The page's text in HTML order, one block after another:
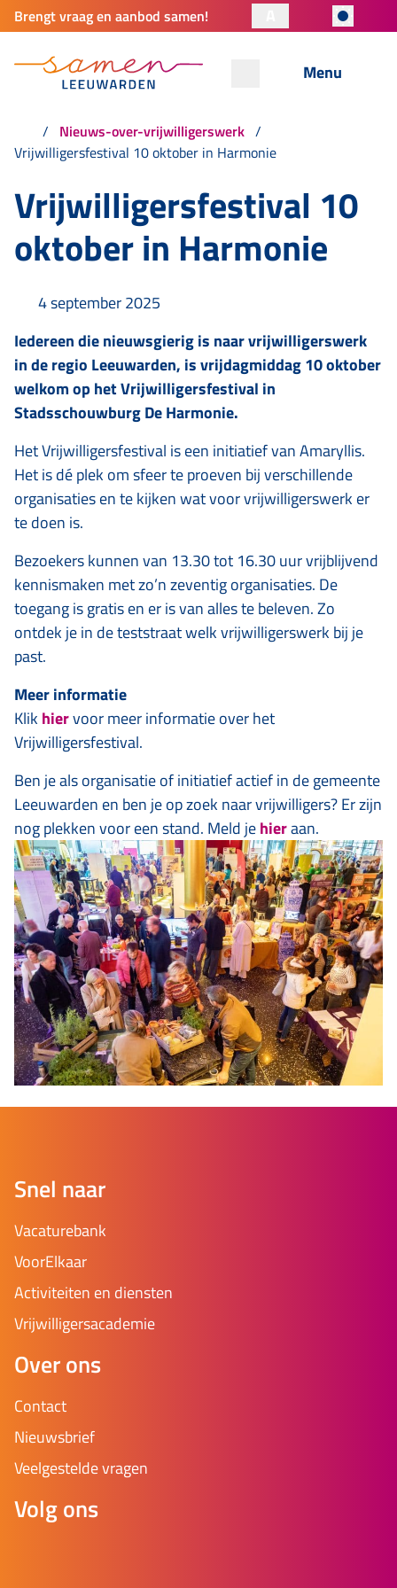
Brengt vraag en aanbod samen!
Menu
Nieuws-over-vrijwilligerswerk
Vrijwilligersfestival 10 oktober in Harmonie
Vrijwilligersfestival 10
oktober in Harmonie
4 september 2025
Iedereen die nieuwsgierig is naar vrijwilligerswerk
in de regio Leeuwarden, is vrijdagmiddag 10 oktober
welkom op het Vrijwilligersfestival in
Stadsschouwburg De Harmonie.
Het Vrijwilligersfestival is een initiatief van Amaryllis.
Het is dé plek om sfeer te proeven bij verschillende
organisaties en te kijken wat voor vrijwilligerswerk er
te doen is.
Bezoekers kunnen van 13.30 tot 16.30 uur vrijblijvend
kennismaken met zo’n zeventig organisaties. De
toegang is gratis en er is van alles te beleven. Zo
ontdek je in de teststraat welk vrijwilligerswerk bij je
past.
Meer informatie
Klik hiervoor meer informatie over het
Vrijwilligersfestival.
Ben je als organisatie of initiatief actief in de gemeente
Leeuwarden en ben je op zoek naar vrijwilligers? Er zijn
nog plekken voor een stand. Meld jehieraan.
Snel naar
Vacaturebank
VoorElkaar
Activiteiten en diensten
Vrijwilligersacademie
Over ons
Contact
Nieuwsbrief
Veelgestelde vragen
Volg ons